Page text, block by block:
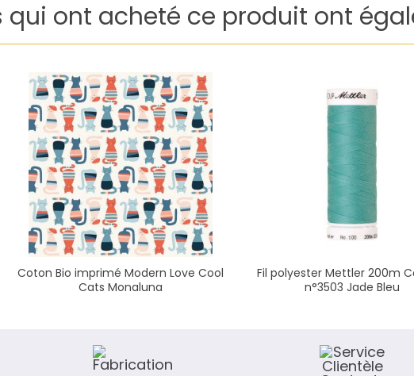
qui ont acheté ce produit ont
Coton Bio imprimé Modern Love Cool
Cats Monaluna
Fil polyester Mettler 200m
n°3503 Jade Bleu